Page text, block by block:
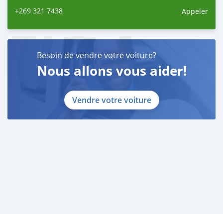
+269 321 7438 Appeler
Besoin de vendre votre voiture?
Nous allons vous aider!
Vendre votre voiture